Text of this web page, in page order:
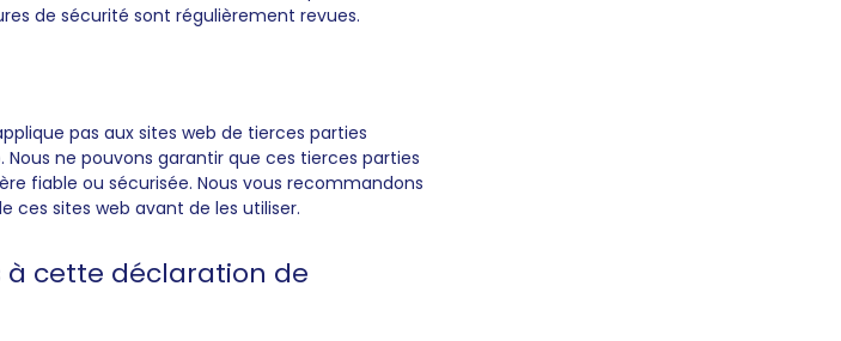
de sécurité sont régulièrement revues.
pas aux sites web de tierces parties
ne pouvons garantir que ces tierces parties
fiable ou sécurisée. Nous vous recommandons
ces sites web avant de les utiliser.
à cette déclaration de